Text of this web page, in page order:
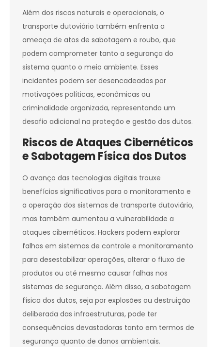
Além dos riscos naturais e operacionais, o
transporte dutoviário também enfrenta a
ameaça de atos de sabotagem e roubo, que
podem comprometer tanto a segurança do
sistema quanto o meio ambiente. Esses
incidentes podem ser desencadeados por
motivações políticas, econômicas ou
criminalidade organizada, representando um
desafio adicional na proteção e gestão dos dutos.
Riscos de Ataques Cibernéticos
e Sabotagem Física dos Dutos
O avanço das tecnologias digitais trouxe
benefícios significativos para o monitoramento e
a operação dos sistemas de transporte dutoviário,
mas também aumentou a vulnerabilidade a
ataques cibernéticos. Hackers podem explorar
falhas em sistemas de controle e monitoramento
para desestabilizar operações, alterar o fluxo de
produtos ou até mesmo causar falhas nos
sistemas de segurança. Além disso, a sabotagem
física dos dutos, seja por explosões ou destruição
deliberada das infraestruturas, pode ter
consequências devastadoras tanto em termos de
segurança quanto de danos ambientais.